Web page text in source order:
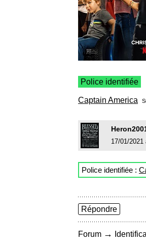
Police identifiée
Captain America
17/01/2021
Police identifiée :
Répondre
Forum →